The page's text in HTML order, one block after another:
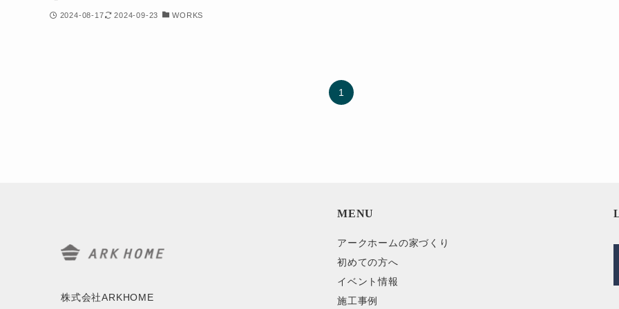
2024-08-17 2024-09-23 WORKS
1
株式会社ARKHOME
MENU
アークホームの家づくり
初めての方へ
イベント情報
施工事例